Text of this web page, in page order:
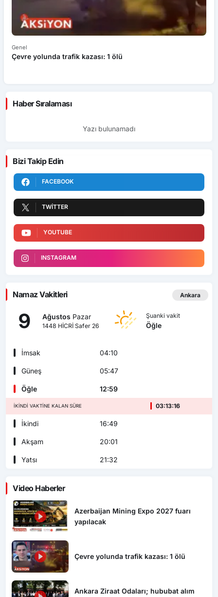
Genel
Çevre yolunda trafik kazası: 1 ölü
Haber Sıralaması
Yazı bulunamadı
Bizi Takip Edin
FACEBOOK
TWITTER
YOUTUBE
INSTAGRAM
Namaz Vakitleri Ankara
9 Ağustos Pazar
1448 HİCRİ Safer 26
Şuanki vakit
Öğle
İmsak 04:10
Güneş 05:47
Öğle 12:59
İKINDI VAKTINE KALAN SÜRE 03:13:14
İkindi 16:49
Akşam 20:01
Yatsı 21:32
Video Haberler
Azerbaijan Mining Expo 2027 fuarı
yapılacak
Çevre yolunda trafik kazası: 1 ölü
Ankara Ziraat Odaları; hububat alım